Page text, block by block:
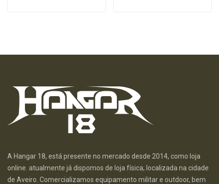
A Hangar 18, está presente no mercado desde 2014, como loja
online. atualmente já dispomos de loja física, localizada na cidade
de Aveiro. Comercializamos equipamento militar e outdoor, bem